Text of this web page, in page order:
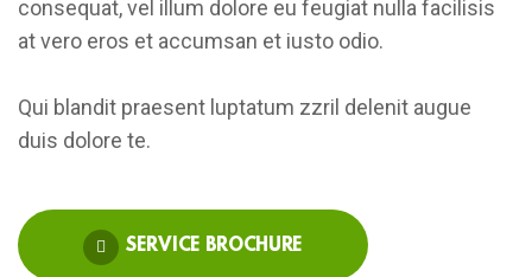
consequat, vel illum dolore eu feugiat nulla facilisis
at vero eros et accumsan et iusto odio.
Qui blandit praesent luptatum zzril delenit augue
duis dolore te.
SERVICE BROCHURE